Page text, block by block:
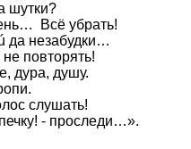
шутки?
Всё убрать!
да незабудки…
повторять!
дура, душу.
слушать!
- проследи…».